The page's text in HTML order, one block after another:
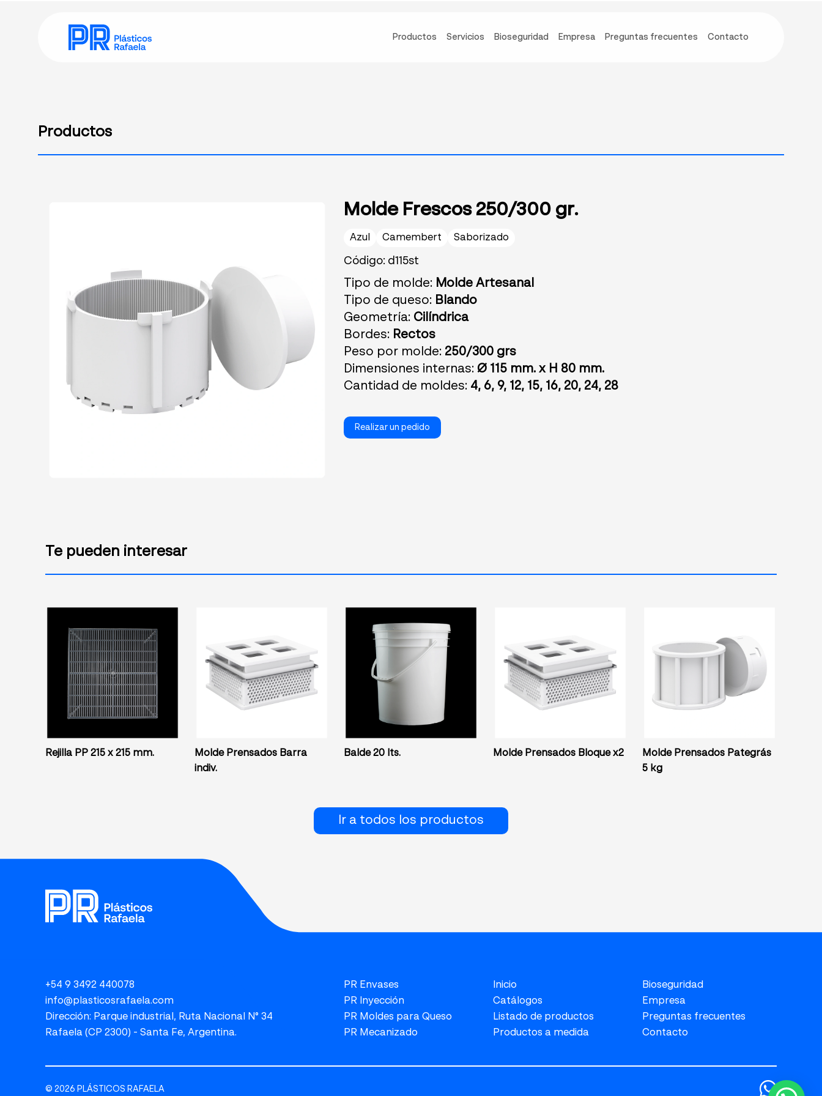
Productos Servicios Bioseguridad Empresa Preguntas frecuentes Contacto
Productos
Molde Frescos 250/300 gr.
Azul Camembert Saborizado
Código: d115st
Tipo de molde: Molde Artesanal
Tipo de queso: Blando
Geometría: Cilíndrica
Bordes: Rectos
Peso por molde: 250/300 grs
Dimensiones internas: Ø 115 mm. x H 80 mm.
Cantidad de moldes: 4, 6, 9, 12, 15, 16, 20, 24, 28
Realizar un pedido
Te pueden interesar
Rejilla PP 215 x 215 mm.
Molde Prensados Barra
indiv.
Balde 20 lts. Molde Prensados Bloque x2
Molde Prensados Pategrás
5 kg
Ir a todos los productos
+54 9 3492 440078
info@plasticosrafaela.com
Dirección: Parque industrial, Ruta Nacional N° 34
Rafaela (CP 2300) - Santa Fe, Argentina.
PR Envases
PR Inyección
PR Moldes para Queso
PR Mecanizado
Inicio
Catálogos
Listado de productos
Productos a medida
Bioseguridad
Empresa
Preguntas frecuentes
Contacto
© 2026 PLÁSTICOS RAFAELA